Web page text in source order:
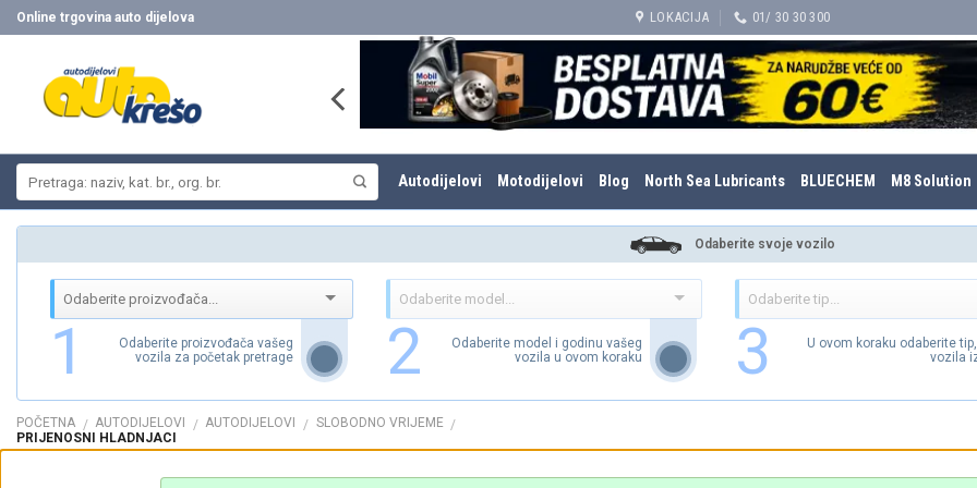
Skip
to
Online trgovina auto dijelova LOKACIJA 01/ 30 30 300
Autodijelovi Motodijelovi Blog North Sea Lubricants BLUECHEM M8 Solution
Odaberite svoje vozilo
1
Odaberite proizvođača vašeg
vozila za početak pretrage
2
Odaberite model i godinu vašeg
vozila u ovom koraku
3
U ovom koraku odaberite
vozila
POČETNA / AUTODIJELOVI / AUTODIJELOVI / SLOBODNO VRIJEME /
PRIJENOSNI HLADNJACI